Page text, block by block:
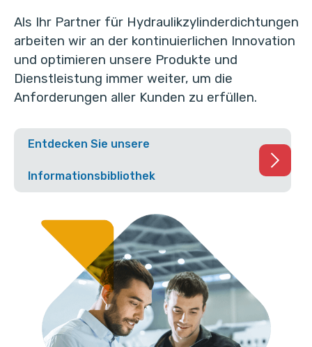
Als Ihr Partner für Hydraulikzylinderdichtungen
arbeiten wir an der kontinuierlichen Innovation
und optimieren unsere Produkte und
Dienstleistung immer weiter, um die
Anforderungen aller Kunden zu erfüllen.
Entdecken Sie unsere
Informationsbibliothek